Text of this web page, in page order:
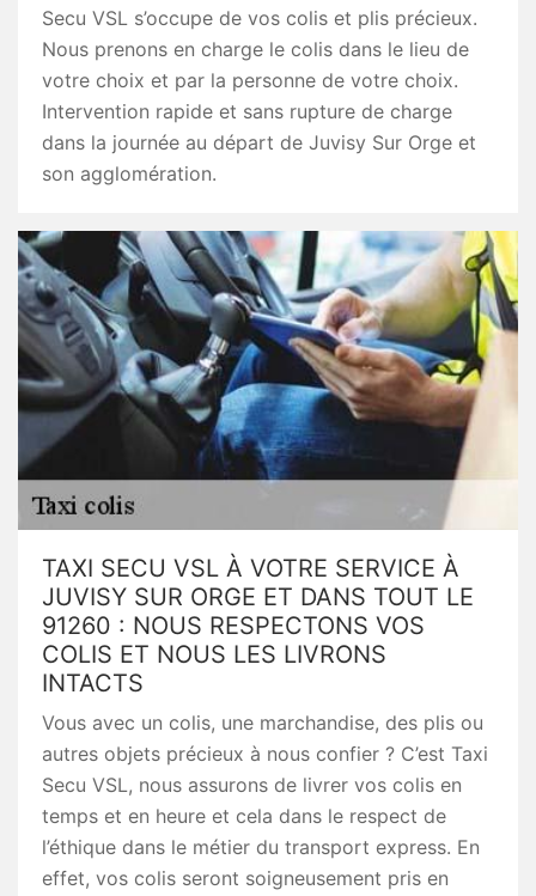
Secu VSL s’occupe de vos colis et plis précieux.
Nous prenons en charge le colis dans le lieu de
votre choix et par la personne de votre choix.
Intervention rapide et sans rupture de charge
dans la journée au départ de Juvisy Sur Orge et
son agglomération.
TAXI SECU VSL À VOTRE SERVICE À
JUVISY SUR ORGE ET DANS TOUT LE
91260 : NOUS RESPECTONS VOS
COLIS ET NOUS LES LIVRONS
INTACTS
Vous avec un colis, une marchandise, des plis ou
autres objets précieux à nous confier ? C’est Taxi
Secu VSL, nous assurons de livrer vos colis en
temps et en heure et cela dans le respect de
l’éthique dans le métier du transport express. En
effet, vos colis seront soigneusement pris en